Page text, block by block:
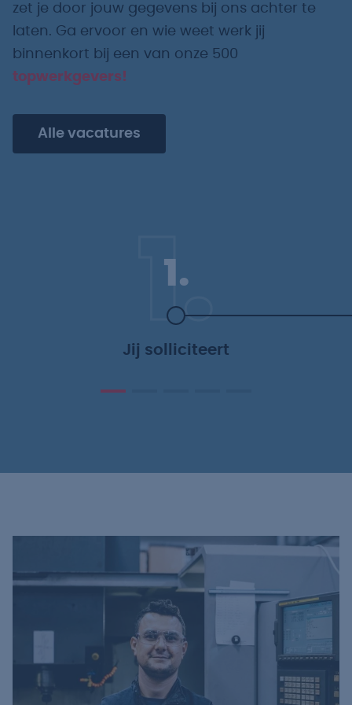
zet je door jouw gegevens bij ons achter te
laten. Ga ervoor en wie weet werk jij
binnenkort bij een van onze 500
topwerkgevers!
Alle vacatures
1.
1.
Jij solliciteert